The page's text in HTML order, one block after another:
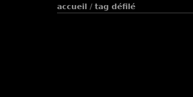
accueil / tag défilé